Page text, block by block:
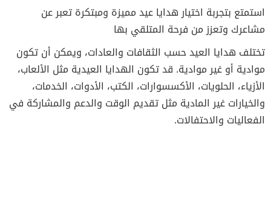
استمتع بتجربة اختيار هدايا عيد مميزة ومبتكرة تعبر عن
مشاعرك وتعزز من فرحة المتلقي بها
تختلف هدايا العيد حسب الثقافات والعادات، ويمكن أن تكون
موادية أو غير موادية. قد تكون الهدايا العيدية مثل الألعاب،
الأزياء، الحلويات، الأكسسوارات، الكتب، الأدوات، الخدمات،
والخيارات غير المادية مثل تقديم الوقت والدعم والمشاركة في
الفعاليات والاحتفالات.